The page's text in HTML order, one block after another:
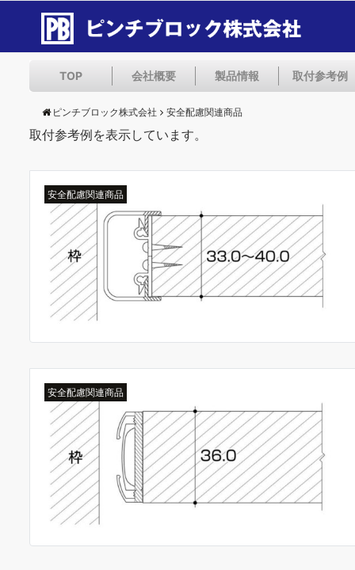
TOP 会社概要 製品情報 取付参考例
ピンチブロック株式会社 安全配慮関連商品
取付参考例を表示しています。
安全配慮関連商品
安全配慮関連商品